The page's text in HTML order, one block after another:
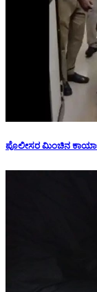
ಪೊಲೀಸರ ಮಿಂಚಿನ